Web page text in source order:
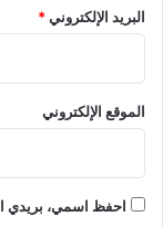
البريد الإلكتروني*
الموقع الإلكتروني
احفظ اسمي، بريدي